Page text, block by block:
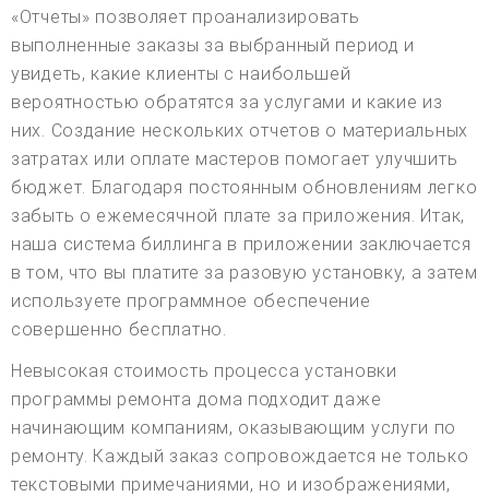
«Отчеты» позволяет проанализировать
выполненные заказы за выбранный период и
увидеть, какие клиенты с наибольшей
вероятностью обратятся за услугами и какие из
них. Создание нескольких отчетов о материальных
затратах или оплате мастеров помогает улучшить
бюджет. Благодаря постоянным обновлениям легко
забыть о ежемесячной плате за приложения. Итак,
наша система биллинга в приложении заключается
в том, что вы платите за разовую установку, а затем
используете программное обеспечение
совершенно бесплатно.
Невысокая стоимость процесса установки
программы ремонта дома подходит даже
начинающим компаниям, оказывающим услуги по
ремонту. Каждый заказ сопровождается не только
текстовыми примечаниями, но и изображениями,